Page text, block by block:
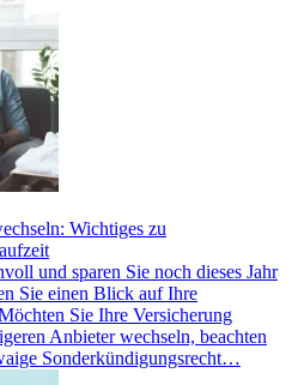
Wichtiges zu
und sparen Sie noch dieses Jahr
Sie einen Blick auf Ihre
Sie Ihre Versicherung
Anbieter wechseln, beachten
Sonderkündigungsrecht…